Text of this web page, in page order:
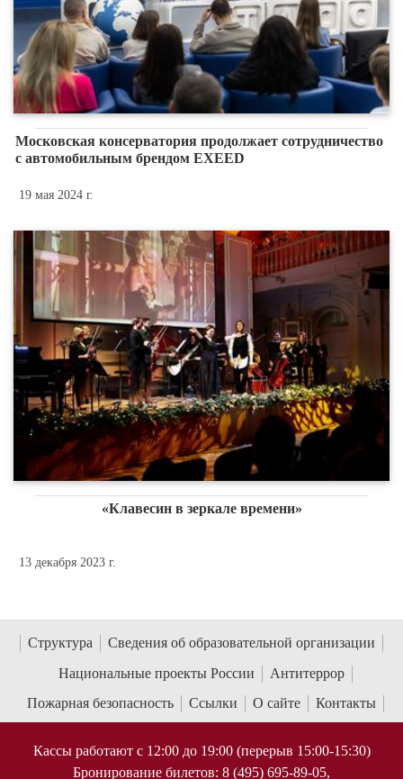
Московская консерватория продолжает сотрудничество
с автомобильным брендом EXEED
19 мая 2024 г.
«Клавесин в зеркале времени»
13 декабря 2023 г.
Структура
Сведения об образовательной организации
Национальные проекты России
Антитеррор
Пожарная безопасность
Ссылки О сайте Контакты
Кассы работают с 12:00 до 19:00 (перерыв 15:00-15:30)
Бронирование билетов: 8 (495) 695-89-05,